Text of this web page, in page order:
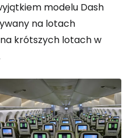
modelu Dash
na lotach
krótszych lotach w